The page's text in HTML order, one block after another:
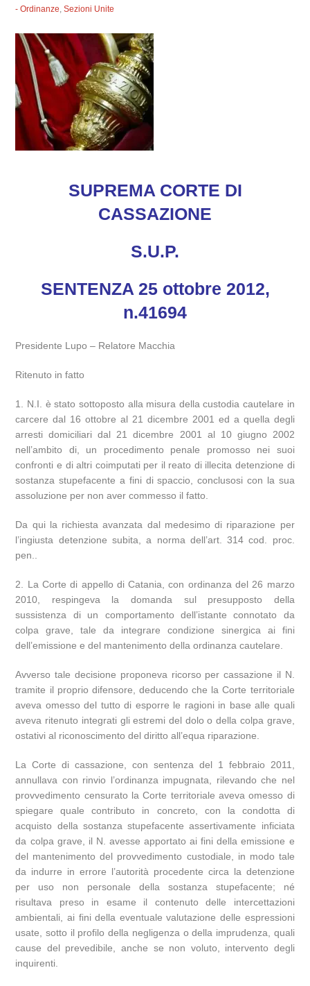
- Ordinanze,Sezioni Unite
SUPREMA CORTE DI
CASSAZIONE
S.U.P.
SENTENZA 25 ottobre 2012,
n.41694
Presidente Lupo – Relatore Macchia
Ritenuto in fatto
1. N.I. è stato sottoposto alla misura della custodia cautelare in
carcere dal 16 ottobre al 21 dicembre 2001 ed a quella degli
arresti domiciliari dal 21 dicembre 2001 al 10 giugno 2002
nell’ambito di, un procedimento penale promosso nei suoi
confronti e di altri coimputati per il reato di illecita detenzione di
sostanza stupefacente a fini di spaccio, conclusosi con la sua
assoluzione per non aver commesso il fatto.
Da qui la richiesta avanzata dal medesimo di riparazione per
l’ingiusta detenzione subita, a norma dell’art. 314 cod. proc.
pen..
2. La Corte di appello di Catania, con ordinanza del 26 marzo
2010, respingeva la domanda sul presupposto della
sussistenza di un comportamento dell’istante connotato da
colpa grave, tale da integrare condizione sinergica ai fini
dell’emissione e del mantenimento della ordinanza cautelare.
Avverso tale decisione proponeva ricorso per cassazione il N.
tramite il proprio difensore, deducendo che la Corte territoriale
aveva omesso del tutto di esporre le ragioni in base alle quali
aveva ritenuto integrati gli estremi del dolo o della colpa grave,
ostativi al riconoscimento del diritto all’equa riparazione.
La Corte di cassazione, con sentenza del 1 febbraio 2011,
annullava con rinvio l’ordinanza impugnata, rilevando che nel
provvedimento censurato la Corte territoriale aveva omesso di
spiegare quale contributo in concreto, con la condotta di
acquisto della sostanza stupefacente assertivamente inficiata
da colpa grave, il N. avesse apportato ai fini della emissione e
del mantenimento del provvedimento custodiale, in modo tale
da indurre in errore l’autorità procedente circa la detenzione
per uso non personale della sostanza stupefacente; né
risultava preso in esame il contenuto delle intercettazioni
ambientali, ai fini della eventuale valutazione delle espressioni
usate, sotto il profilo della negligenza o della imprudenza, quali
cause del prevedibile, anche se non voluto, intervento degli
inquirenti.